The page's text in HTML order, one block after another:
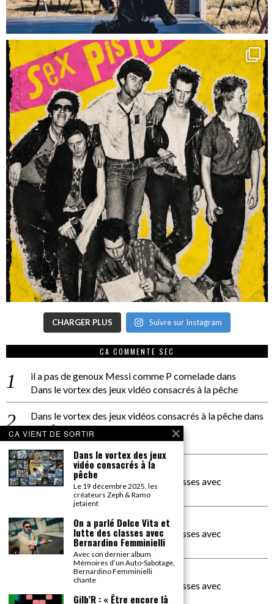
CHARGER PLUS Suivre sur Instagram
CA COMMENTE SEC
il a pas de genoux Messi comme P comeladedans
Dans le vortex des jeux vidéo consacrés à la pêche
Dans le vortex des jeux vidéos consacrés à la pêchedans
PACÔME THIELLEMENT
La séance d’Hip Gnose
La Patrie
dans
On a parlé Dolce Vita et lutte des classes avec
Bernardino Femminielli
carte noire negra à l'o tiededans
On a parlé Dolce Vita et lutte des classes avec
Bernardino Femminielli
moise et son mascarédans
On a parlé Dolce Vita et lutte des classes avec
Bernardino Femminielli
CA VIENT DE SORTIR
Dans le vortex des jeux
vidéo consacrés à la
pêche
Le 19 décembre 2025, les
créateurs Zeph & Ramo
jetaient
On a parlé Dolce Vita et
lutte des classes avec
Bernardino Femminielli
Avec son dernier album
Mémoires d’un Auto-Sabotage,
Bernardino Femminielli
chante
Gilb’R : « Être encore là